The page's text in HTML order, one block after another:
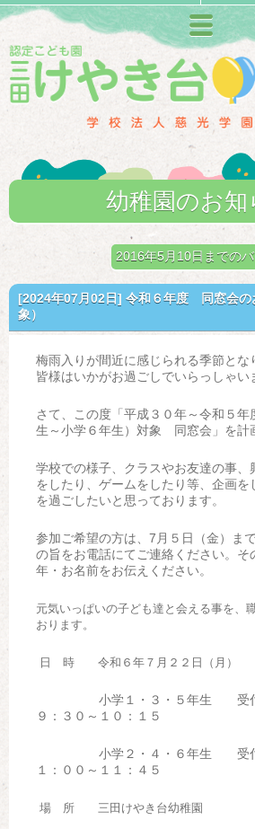
メニ
幼稚園のお知
2016年5月10日までの
[2024年07月02日] 令和６年度 同窓会の
象）
梅雨入りが間近に感じられる季節とな
皆様はいかがお過ごしでいらっしゃい
さて、この度「平成３０年～令和５
生～小学６年生）対象 同窓会」を計
学校での様子、クラスやお友達の事、
をしたり、ゲームをしたり等、企画を
を過ごしたいと思っております。
参加ご希望の方は、 7 月５日（金）ま
の旨をお電話にてご連絡ください。そ
年・お名前をお伝えください。
元気いっぱいの子ども達と会える事を、
おります。
日 時 令和６年７月２２日（月）
小学１・３・５年生 受
９：３０～１０：１５
小学２・４・６年生 受付
１：００～１１：４５
場 所 三田けやき台幼稚園